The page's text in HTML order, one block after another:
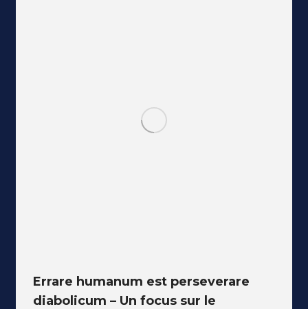
Errare humanum est perseverare
diabolicum – Un focus sur le